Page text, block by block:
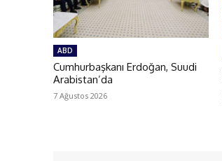
ABD
Cumhurbaşkanı Erdoğan, Suudi
Arabistan’da
7 Ağustos 2026